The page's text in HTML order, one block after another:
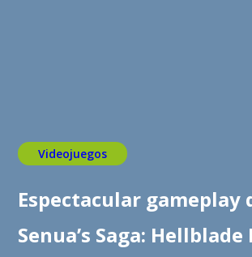
Videojuegos
Espectacular gameplay
Senua’s Saga: Hellblade